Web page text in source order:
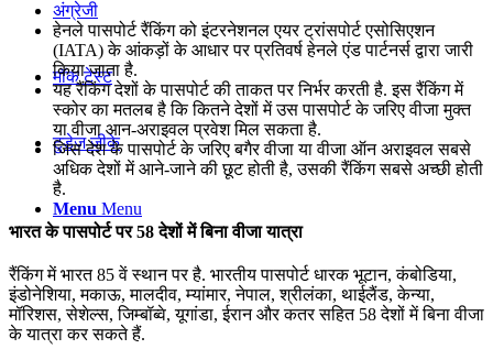
अंग्रेजी
मॉक टेस्ट
टुडेज जीके
Menu Menu
हेनले पासपोर्ट रैंकिंग को इंटरनेशनल एयर ट्रांसपोर्ट एसोसिएशन
(IATA) के आंकड़ों के आधार पर प्रतिवर्ष हेनले एंड पार्टनर्स द्वारा जारी
किया जाता है.
यह रैंकिंग देशों के पासपोर्ट की ताकत पर निर्भर करती है. इस रैंकिंग में
स्कोर का मतलब है कि कितने देशों में उस पासपोर्ट के जरिए वीजा मुक्त
या वीजा आन-अराइवल प्रवेश मिल सकता है.
जिस देश के पासपोर्ट के जरिए बगैर वीजा या वीजा ऑन अराइवल सबसे
अधिक देशों में आने-जाने की छूट होती है, उसकी रैंकिंग सबसे अच्छी होती
है.
भारत के पासपोर्ट पर 58 देशों में बिना वीजा यात्रा
रैंकिंग में भारत 85 वें स्थान पर है. भारतीय पासपोर्ट धारक भूटान, कंबोडिया,
इंडोनेशिया, मकाऊ, मालदीव, म्यांमार, नेपाल, श्रीलंका, थाईलैंड, केन्या,
मॉरिशस, सेशेल्स, जिम्बॉब्वे, यूगांडा, ईरान और कतर सहित 58 देशों में बिना वीजा
के यात्रा कर सकते हैं.